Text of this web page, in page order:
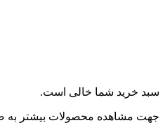
سبد خرید شما خالی است.
جهت مشاهده محصولات بیشتر به